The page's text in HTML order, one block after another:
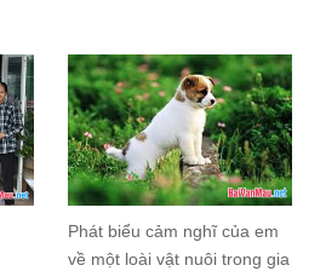
Phát biểu cảm nghĩ của em
về một loài vật nuôi trong gia